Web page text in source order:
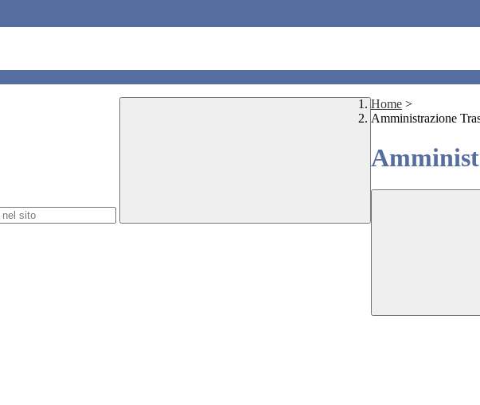
Home >
Amministrazione